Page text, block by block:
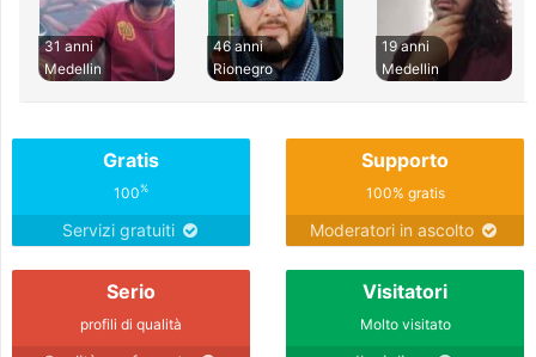
31 anni
Medellin
46 anni
Rionegro
19 anni
Medellin
Gratis
100%
Servizi gratuiti
Supporto
100% gratis
Moderatori in ascolto
Serio
profili di qualità
Visitatori
Molto visitato